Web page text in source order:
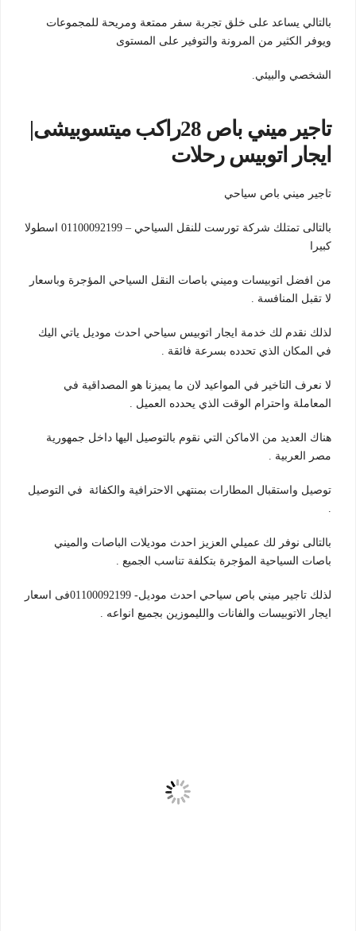
بالتالي يساعد على خلق تجربة سفر ممتعة ومريحة للمجموعات
ويوفر الكثير من المرونة والتوفير على المستوى
الشخصي والبيئي.
تاجير ميني باص 28راكب
ميتسوبيشى|
ايجار اتوبيس رحلات
تاجير ميني باص سياحي
بالتالى تمتلك شركة تورست للنقل السياحي – 01100092199 اسطولا
كبيرا
من افضل اتوبيسات وميني باصات النقل السياحي المؤجرة وباسعار
لا تقبل المنافسة .
لذلك نقدم لك خدمة ايجار اتوبيس سياحي احدث موديل ياتي اليك
في المكان الذي تحدده بسرعة فائقة .
لا نعرف التاخير في المواعيد لان ما يميزنا هو المصداقية في
المعاملة واحترام الوقت الذي يحدده العميل .
هناك العديد من الاماكن التي نقوم بالتوصيل اليها داخل جمهورية
مصر العربية .
توصيل واستقبال المطارات بمنتهي الاحترافية والكفائة في التوصيل
.
بالتالى نوفر لك عميلي العزيز احدث موديلات الباصات والميني
باصات السياحية المؤجرة بتكلفة تناسب الجميع .
لذلك تاجير ميني باص سياحي احدث موديل- 01100092199فى اسعار
ايجار الاتوبيسات والفانات والليموزين بجميع انواعه .